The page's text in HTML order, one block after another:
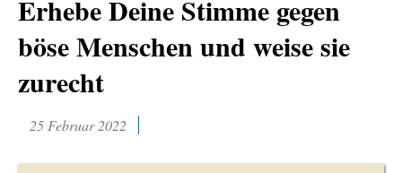
Erhebe Deine Stimme gegen
böse Menschen und weise sie
zurecht
25 Februar 2022